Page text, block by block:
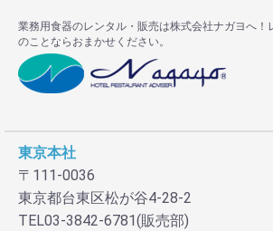
業務用食器のレンタル・販売は株式会社ナガヨへ！
のことならおまかせください。
東京本社
〒111-0036
東京都台東区松が谷4-28-2
TEL03-3842-6781(販売部)